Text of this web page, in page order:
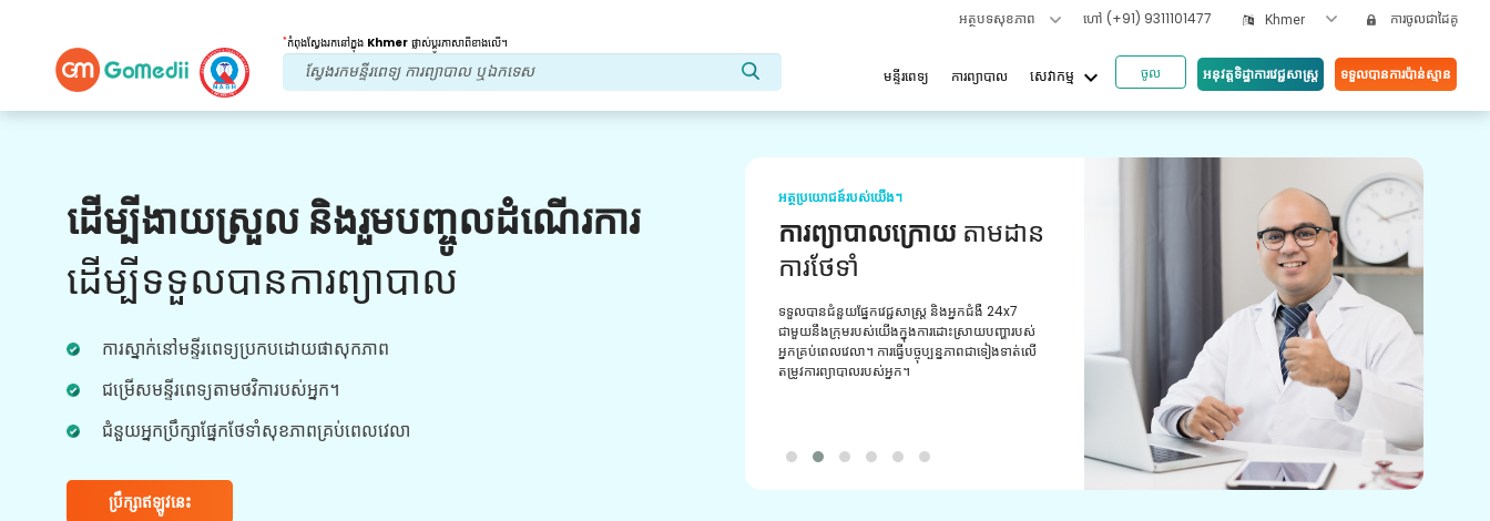
អត្ថបទសុខភាព ហៅ (+91) 9311101477 Khmer ការចូលជាដៃគូ
*កំពុងស្វែងរកនៅក្នុង Khmer ផ្លាស់ប្តូរភាសាពីខាងលើ។
មន្ទីរពេទ្យ ការព្យាបាល សេវាកម្ម keyboard_arrow_down ចូល អនុវត្តទិដ្ឋាការវេជ្ជសាស្រ្ត ទទួលបានការប៉ាន់ស្មាន
ដើម្បីងាយស្រួល និងរួមបញ្ចូលដំណើរការ
ដើម្បីទទួលបានការព្យាបាល
ការស្នាក់នៅមន្ទីរពេទ្យប្រកបដោយផាសុកភាព
ជម្រើសមន្ទីរពេទ្យតាមថវិការបស់អ្នក។
ជំនួយអ្នកប្រឹក្សាផ្នែកថែទាំសុខភាពគ្រប់ពេលវេលា
ប្រឹក្សាឥឡូវនេះ
អត្ថប្រយោជន៍របស់យើង។
ការព្យាបាលក្រោយតាមដាន
ការថែទាំ
ទទួលបានជំនួយផ្នែកវេជ្ជសាស្រ្ត និងអ្នកជំងឺ 24x7
អ្នកគ្រប់ពេលវេលា។ ការធ្វើបច្ចុប្បន្នភាពជាទៀងទាត់លើ
អត្ថប្រយោជន៍របស់យើង។
ទីប្រឹក្សាវេជ្ជសាស្ត្រជំនួយ
ទទួលបានការគាំទ្រជាប្រចាំពីអ្នកប្រឹក្សាវេជ្ជសាស្ត្រដែល
ការណែនាំដ៏ល្អបំផុត។